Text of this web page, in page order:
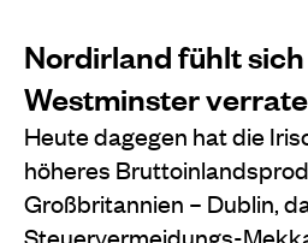
Nordirland fühlt
Westminster
Heute dagegen hat die
höheres
Großbritannien – Dublin,
Steuervermeidungs-